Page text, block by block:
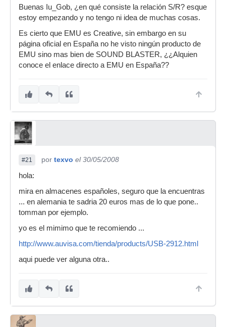
Buenas Iu_Gob, ¿en qué consiste la relación S/R? esque
estoy empezando y no tengo ni idea de muchas cosas.
Es cierto que EMU es Creative, sin embargo en su
página oficial en España no he visto ningún producto de
EMU sino mas bien de SOUND BLASTER, ¿¿Alquien
conoce el enlace directo a EMU en España??
#21 por texvo el 30/05/2008
hola:
mira en almacenes españoles, seguro que la encuentras
... en alemania te sadria 20 euros mas de lo que pone..
tomman por ejemplo.
yo es el mimimo que te recomiendo ...
http://www.auvisa.com/tienda/products/USB-2912.html
aqui puede ver alguna otra..